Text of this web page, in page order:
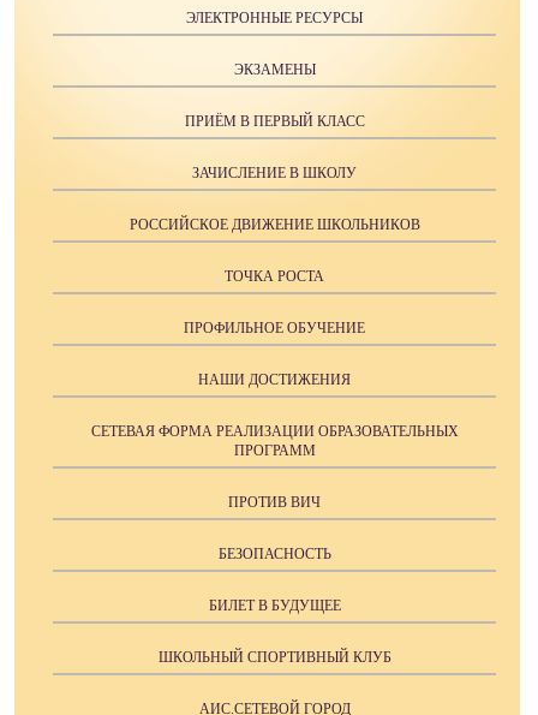
ЭЛЕКТРОННЫЕ РЕСУРСЫ
ЭКЗАМЕНЫ
ПРИЁМ В ПЕРВЫЙ КЛАСС
ЗАЧИСЛЕНИЕ В ШКОЛУ
РОССИЙСКОЕ ДВИЖЕНИЕ ШКОЛЬНИКОВ
ТОЧКА РОСТА
ПРОФИЛЬНОЕ ОБУЧЕНИЕ
НАШИ ДОСТИЖЕНИЯ
СЕТЕВАЯ ФОРМА РЕАЛИЗАЦИИ ОБРАЗОВАТЕЛЬНЫХ
ПРОГРАММ
ПРОТИВ ВИЧ
БЕЗОПАСНОСТЬ
БИЛЕТ В БУДУЩЕЕ
ШКОЛЬНЫЙ СПОРТИВНЫЙ КЛУБ
АИС.СЕТЕВОЙ ГОРОД